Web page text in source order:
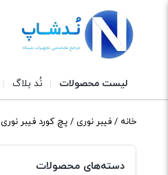
لیست محصولات نُد بلاگ
خانه /فیبر نوری /پچ کورد فیبر نوری
دسته‌های محصولات